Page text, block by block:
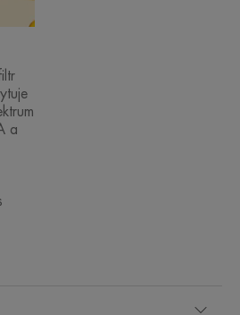
up.
voděodolné složení bez
pro citlivou pleť.
a